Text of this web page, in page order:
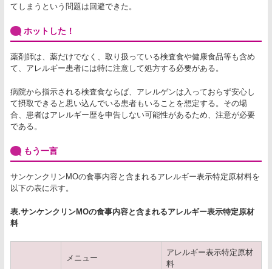
てしまうという問題は回避できた。
ホットした！
薬剤師は、薬だけでなく、取り扱っている検査食や健康食品等も含め
て、アレルギー患者には特に注意して処方する必要がある。
病院から指示される検査食ならば、アレルゲンは入っておらず安心し
て摂取できると思い込んでいる患者もいることを想定する。その場
合、患者はアレルギー歴を申告しない可能性があるため、注意が必要
である。
もう一言
サンケンクリンMOの食事内容と含まれるアレルギー表示特定原材料を
以下の表に示す。
表.サンケンクリンMOの食事内容と含まれるアレルギー表示特定原材
料
メニュー
アレルギー表示特定原材
料